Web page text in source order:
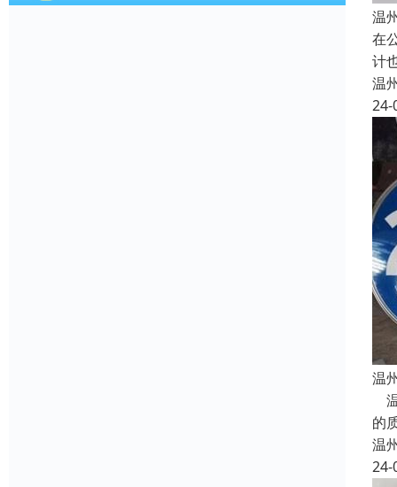
温
在
计
温
24-
温
的
温
24-